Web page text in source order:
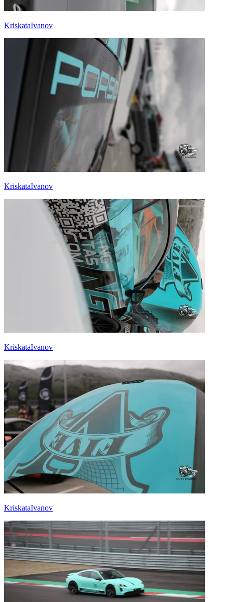
KriskataIvanov
KriskataIvanov
KriskataIvanov
KriskataIvanov